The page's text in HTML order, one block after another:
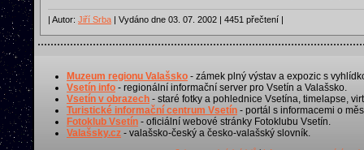
| Autor: Jiří Srba | Vydáno dne 03. 07. 2002 | 4451 přečtení |
Muzeum regionu Valašsko - zámek plný výstav a expozic s
Vsetín info - regionální informační server pro Vsetín a Valašsko.
Vsetín v obrazech - staré fotky a pohlednice Vsetína, timelapse,
Turistické informační centrum Vsetín - portál s informacemi o
Fotoklub Vsetín - oficiální webové stránky Fotoklubu Vsetín.
Valašsky.cz - valašsko-český a česko-valašský slovník.